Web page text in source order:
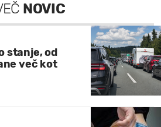
NOVIC
stanje, od
več kot